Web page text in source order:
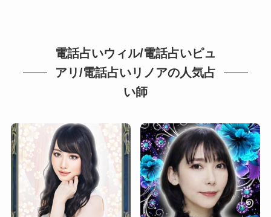
電話占いウィル/電話占いピュ
アリ/電話占いリノアの人気占
い師